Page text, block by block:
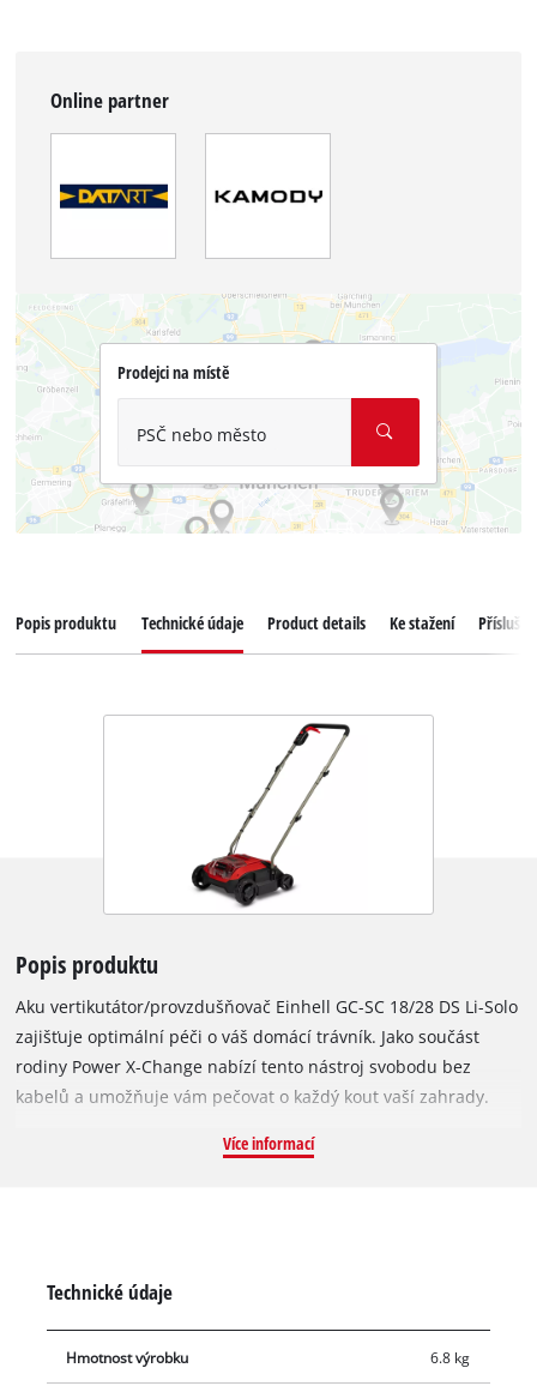
Online partner
Prodejci na místě
PSČ nebo město
Popis produktu Technické údaje Product details Ke stažení
Popis produktu
Aku vertikutátor/provzdušňovač Einhell GC-SC 18/28 DS Li-Solo
zajišťuje optimální péči o váš domácí trávník. Jako součást
rodiny Power X-Change nabízí tento nástroj svobodu bez
kabelů a umožňuje vám pečovat o každý kout vaší zahrady.
baterie lze vertikutátor vybavit také dvěma bateriemi pro delší
běžné motory s uhlíkovými kartáči. Po registraci online
nabízíme na bezuhlíkový motor PurePOWER záruku 10 let.
Úspora místa při skladování díky sklopné vodicí liště tohoto
Více informací
Technické údaje
Hmotnost výrobku 6.8 kg